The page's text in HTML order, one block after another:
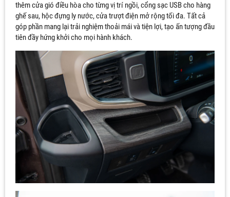
thêm cửa gió điều hòa cho từng vị trí ngồi, cổng sạc USB cho hàng
ghế sau, hộc đựng ly nước, cửa trượt điện mở rộng tối đa. Tất cả
góp phần mang lại trải nghiệm thoải mái và tiện lợi, tạo ấn tượng đầu
tiên đầy hứng khởi cho mọi hành khách.